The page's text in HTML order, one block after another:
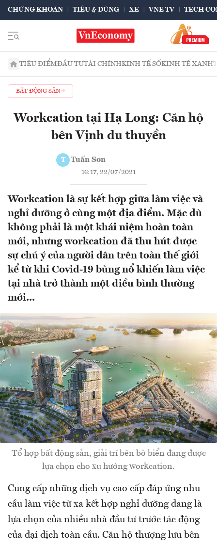
CHỨNG KHOÁN TIÊU & DÙNG XE VNE TV TECH
TIÊU ĐIỂMĐẦU TƯTÀI CHÍNHKINH TẾ SỐKINH TẾ XANH
BẤT ĐỘNG SẢN
Workcation tại Hạ Long: Căn hộ
bên Vịnh du thuyền
T Tuấn Sơn
16:17, 22/07/2021
Workcation là sự kết hợp giữa làm việc và
nghỉ dưỡng ở cùng một địa điểm. Mặc dù
không phải là một khái niệm hoàn toàn
mới, nhưng workcation đã thu hút được
sự chú ý của người dân trên toàn thế giới
kể từ khi Covid-19 bùng nổ khiến làm việc
tại nhà trở thành một điều bình thường
mới...
Tổ hợp bất động sản, giải trí bên bờ biển đang được
lựa chọn cho xu hướng workcation.
Cung cấp những dịch vụ cao cấp đáp ứng nhu
cầu làm việc từ xa kết hợp nghỉ dưỡng đang là
lựa chọn của nhiều nhà đầu tư trước tác động
của đại dịch toàn cầu. Căn hộ thượng lưu bên